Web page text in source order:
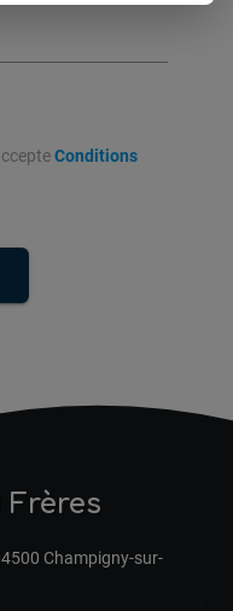
Conditions
Frères
Champigny-sur-